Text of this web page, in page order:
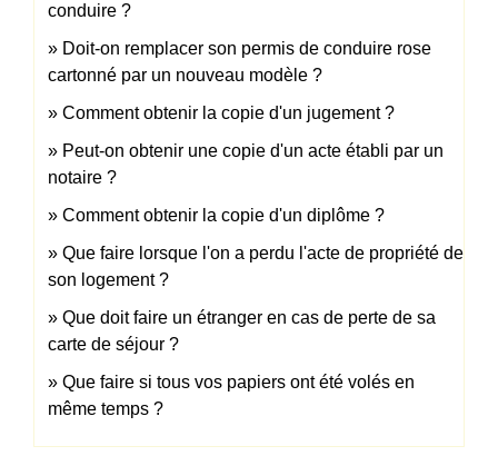
conduire ?
Doit-on remplacer son permis de conduire rose
cartonné par un nouveau modèle ?
Comment obtenir la copie d'un jugement ?
Peut-on obtenir une copie d'un acte établi par un
notaire ?
Comment obtenir la copie d'un diplôme ?
Que faire lorsque l'on a perdu l'acte de propriété de
son logement ?
Que doit faire un étranger en cas de perte de sa
carte de séjour ?
Que faire si tous vos papiers ont été volés en
même temps ?